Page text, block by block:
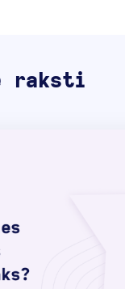
raksti